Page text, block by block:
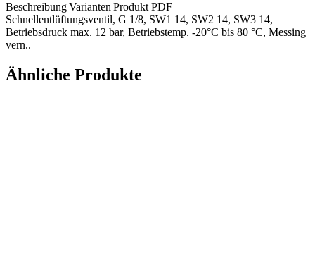
BeschreibungVarianten Produkt PDF
Schnellentlüftungsventil, G 1/8, SW1 14, SW2 14, SW3 14,
Betriebsdruck max. 12 bar, Betriebstemp. -20°C bis 80 °C, Messing
vern..
Ähnliche Produkte